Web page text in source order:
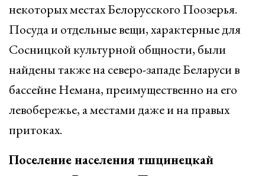
некоторых местах Белорусского Поозерья.
Посуда и отдельные вещи, характерные для
Сосницкой культурной общности, были
найдены также на северо-западе Беларуси в
бассейне Немана, преимущественно на его
левобережье, а местами даже и на правых
притоках.
Поселение населения тшцинецкай